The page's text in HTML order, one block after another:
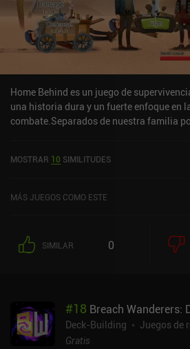
Home Behind es un juego de
una historia dura y un fuerte enfoque en
combate.Separados de nuestra familia
nuestra hija desaparecida. Nuestras
hambre y sed, que debemos mantener
supondrá un serio problema, ya que los
peligros numerosos: durante nuestros
todos los rincones, comerciar, mendigar
desventurados, entrar en casas
cuidadosamente nuestras menguantes
MOSTRAR 10 SIMILITUDES
MÁS JUEGOS COMO ESTE
SIMILAR 0
#18 Breach Wanderers:
Deck-Building
Juegos de
Gratis